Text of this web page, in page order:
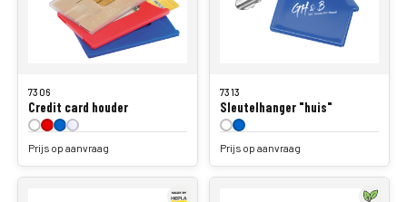
Credit card houder
Prijs op aanvraag
Sleutelhanger "huis"
Prijs op aanvraag